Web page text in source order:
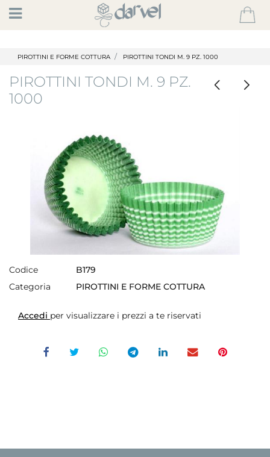
Open
PIROTTINI E FORME COTTURA PIROTTINI TONDI M. 9 PZ. 1000
PIROTTINI TONDI M. 9 PZ.
1000
Codice
B179
Categoria
PIROTTINI E FORME COTTURA
Accedi per visualizzare i prezzi a te riservati